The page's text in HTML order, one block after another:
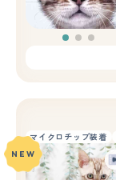
マイクロチップ装着
NEW